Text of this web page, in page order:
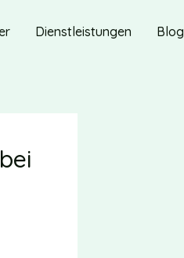
Dienstleistungen Blog